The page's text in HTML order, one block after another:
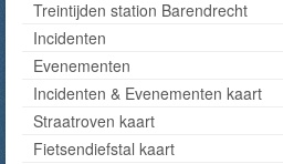
Treintijden station Barendrecht
Incidenten
Evenementen
Incidenten & Evenementen kaart
Straatroven kaart
Fietsendiefstal kaart